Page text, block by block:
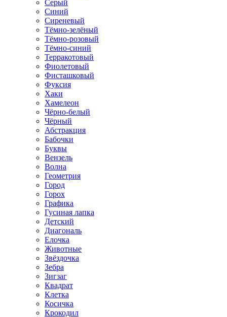
Серый
Синий
Сиреневый
Тёмно-зелёный
Тёмно-розовый
Тёмно-синий
Терракотовый
Фиолетовый
Фисташковый
Фуксия
Хаки
Хамелеон
Чёрно-белый
Чёрный
Абстракция
Бабочки
Буквы
Вензель
Волна
Геометрия
Город
Горох
Графика
Гусиная лапка
Детский
Диагональ
Елочка
Животные
Звёздочка
Зебра
Зигзаг
Квадрат
Клетка
Косичка
Крокодил